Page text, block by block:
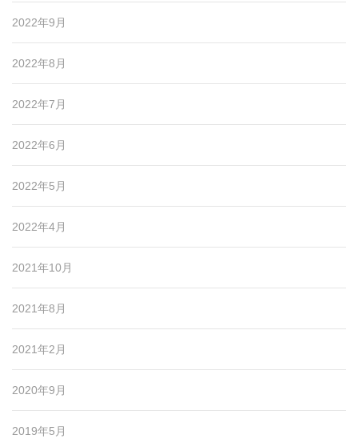
2022年9月
2022年8月
2022年7月
2022年6月
2022年5月
2022年4月
2021年10月
2021年8月
2021年2月
2020年9月
2019年5月